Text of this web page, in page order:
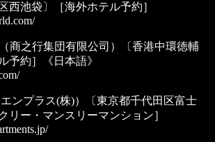
西池袋〕［海外ホテル予約］
（商之行集団有限公司）〔香港中環徳輔
予約］《日本語》
エンプラス(株)）〔東京都千代田区富士
リー・マンスリーマンション］